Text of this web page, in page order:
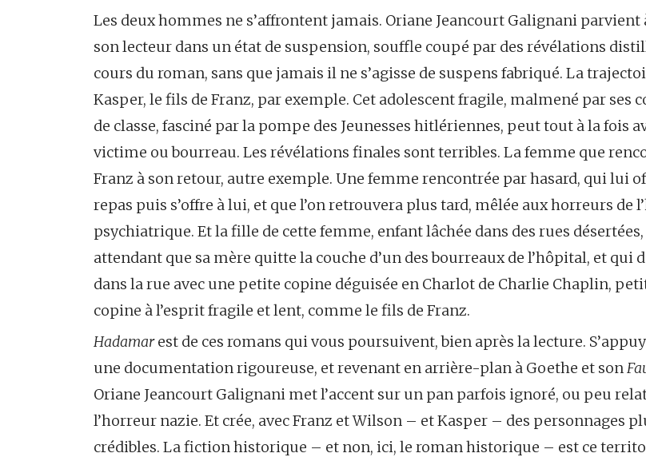
Les deux hommes ne s’affrontent jamais. Oriane Jeancourt Galignani parvient
son lecteur dans un état de suspension, souffle coupé par des révélations
cours du roman, sans que jamais il ne s’agisse de suspens fabriqué. La
Kasper, le fils de Franz, par exemple. Cet adolescent fragile, malmené par ses
de classe, fasciné par la pompe des Jeunesses hitlériennes, peut tout à la fois
victime ou bourreau. Les révélations finales sont terribles. La femme que
Franz à son retour, autre exemple. Une femme rencontrée par hasard, qui lui
repas puis s’offre à lui, et que l’on retrouvera plus tard, mêlée aux horreurs de
psychiatrique. Et la fille de cette femme, enfant lâchée dans des rues désertées,
attendant que sa mère quitte la couche d’un des bourreaux de l’hôpital, et qui
dans la rue avec une petite copine déguisée en Charlot de Charlie Chaplin,
copine à l’esprit fragile et lent, comme le fils de Franz.
Hadamarest de ces romans qui vous poursuivent, bien après la lecture.
une documentation rigoureuse, et revenant en arrière-plan à Goethe et son
Oriane Jeancourt Galignani met l’accent sur un pan parfois ignoré, ou peu
l’horreur nazie. Et crée, avec Franz et Wilson – et Kasper – des personnages
crédibles. La fiction historique – et non, ici, le roman historique – est ce